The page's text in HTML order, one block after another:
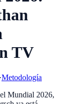
TV
·Metodología
Mundial 2026,